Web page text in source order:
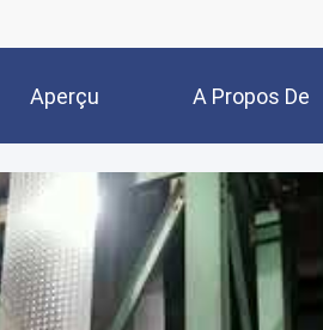
Aperçu A Propos De
Nous